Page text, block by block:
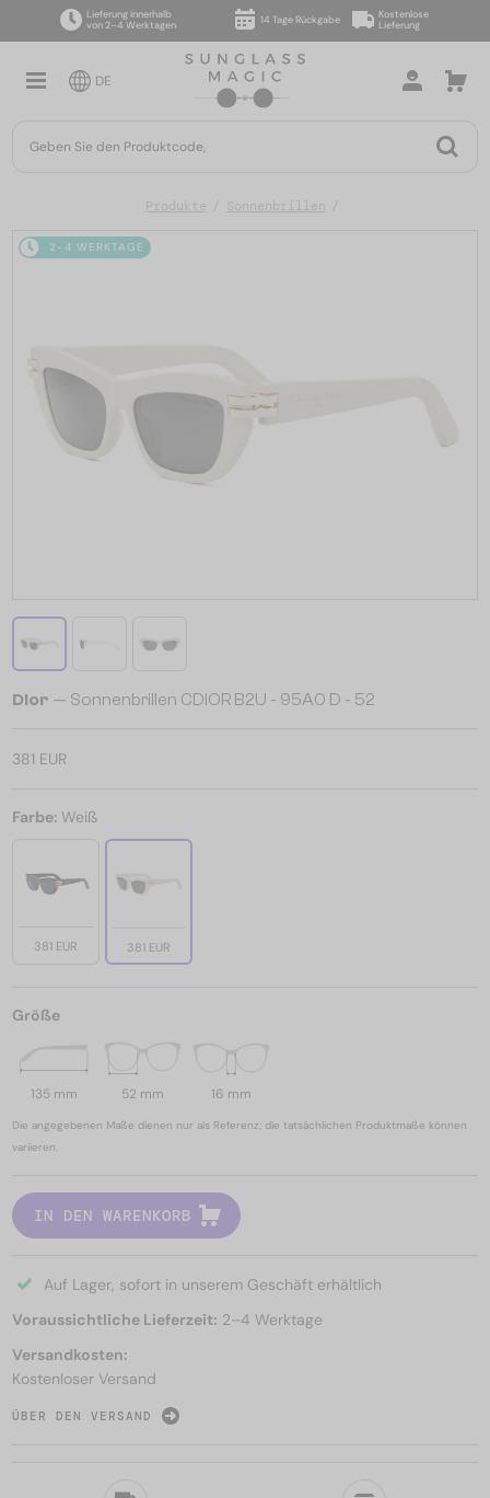
Lieferung innerhalb
von 2–4 Werktagen
14 Tage Rückgabe
Kostenlose
Lieferung
DE
Produkte Sonnenbrillen
2-4 WERKTAGE
Dior — Sonnenbrillen CDIOR B2U - 95A0 D - 52
381 EUR
Farbe: Weiß
381 EUR 381 EUR
Größe
135 mm 52 mm 16 mm
Die angegebenen Maße dienen nur als Referenz; die tatsächlichen Produktmaße können
variieren.
IN DEN WARENKORB
Auf Lager, sofort in unserem Geschäft erhältlich
Voraussichtliche Lieferzeit: 2–4 Werktage
Versandkosten:
Kostenloser Versand
ÜBER DEN VERSAND